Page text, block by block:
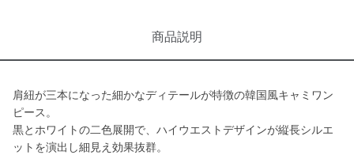
商品説明
肩紐が三本になった細かなディテールが特徴の韓国風キャミワン
ピース。
黒とホワイトの二色展開で、ハイウエストデザインが縦長シルエ
ットを演出し細見え効果抜群。